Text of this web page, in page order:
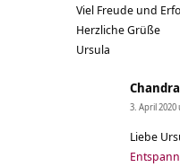
Viel Freude und
Herzliche Grüße
Ursula
3. April
Liebe